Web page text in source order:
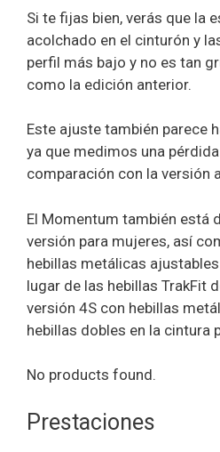
Si te fijas bien, verás que la
acolchado en el cinturón y
perfil más bajo y no es tan
como la edición anterior.
Este ajuste también parece
ya que medimos una
comparación con la versión
El Momentum también está
versión para mujeres, así
hebillas metálicas
lugar de las hebillas TrakFit
versión 4S con hebillas
hebillas dobles en la cintura
No products found.
Prestaciones